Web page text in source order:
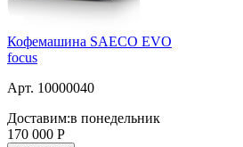
Кофемашина SAECO EVO
focus
Арт. 10000040
Доставим:в понедельник
170 000 Р